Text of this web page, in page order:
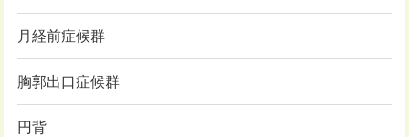
月経前症候群
胸郭出口症候群
円背